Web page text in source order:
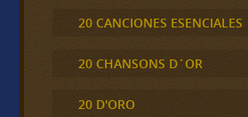
20 CANCIONES ESENCIALES
20 CHANSONS D´OR
20 D'ORO